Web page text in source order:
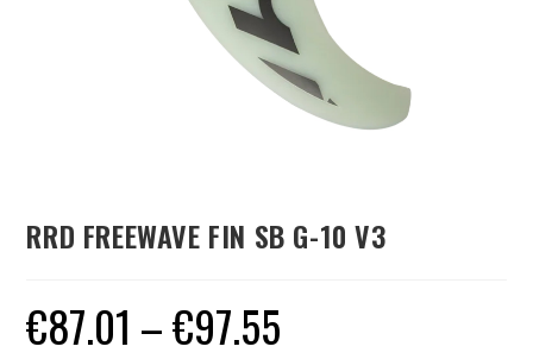
RRD FREEWAVE FIN SB G-10 V3
€87.01 –€97.55